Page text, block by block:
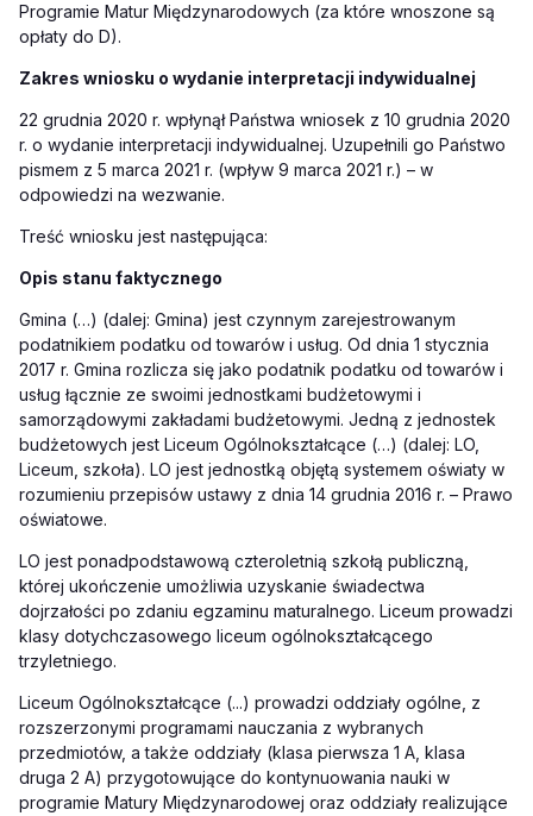
Programie Matur Międzynarodowych (za które wnoszone są
opłaty do D).
Zakres wniosku o wydanie interpretacji indywidualnej
22 grudnia 2020 r. wpłynął Państwa wniosek z 10 grudnia 2020
r. o wydanie interpretacji indywidualnej. Uzupełnili go Państwo
pismem z 5 marca 2021 r. (wpływ 9 marca 2021 r.) – w
odpowiedzi na wezwanie.
Treść wniosku jest następująca:
Opis stanu faktycznego
Gmina (…) (dalej: Gmina) jest czynnym zarejestrowanym
podatnikiem podatku od towarów i usług. Od dnia 1 stycznia
2017 r. Gmina rozlicza się jako podatnik podatku od towarów i
usług łącznie ze swoimi jednostkami budżetowymi i
samorządowymi zakładami budżetowymi. Jedną z jednostek
budżetowych jest Liceum Ogólnokształcące (…) (dalej: LO,
Liceum, szkoła). LO jest jednostką objętą systemem oświaty w
rozumieniu przepisów ustawy z dnia 14 grudnia 2016 r. – Prawo
oświatowe.
LO jest ponadpodstawową czteroletnią szkołą publiczną,
której ukończenie umożliwia uzyskanie świadectwa
dojrzałości po zdaniu egzaminu maturalnego. Liceum prowadzi
klasy dotychczasowego liceum ogólnokształcącego
trzyletniego.
Liceum Ogólnokształcące (...) prowadzi oddziały ogólne, z
rozszerzonymi programami nauczania z wybranych
przedmiotów, a także oddziały (klasa pierwsza 1 A, klasa
druga 2 A) przygotowujące do kontynuowania nauki w
programie Matury Międzynarodowej oraz oddziały realizujące